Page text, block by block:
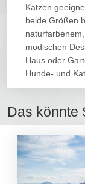
Katzen
beide Größen
modischen
Haus oder
Hunde- und
Das könnte